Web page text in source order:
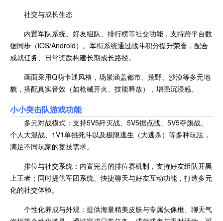
社交与成长生态
内置军队系统、好友组队、排行榜等社交功能，支持跨平台数
据同步（iOS/Android）。军衔系统通过战斗积分提升荣誉，配合
成就任务、日常奖励构建长期成长路径。
画面采用Q萌卡通风格，场景涵盖都市、荒野、沙漠等多元地
貌，搭配真实音效（如枪械开火、技能释放），增强沉浸感。
小小突击队游戏功能
多元对战模式：支持5V5歼灭战、5V5据点战、5V5夺旗战、
个人大混战、1V1单挑死斗以及极限逃生（大逃杀）等多种玩法，
满足不同玩家的竞技需求。
排位与社交系统：内置完善的排位赛机制，支持好友组队开黑
上王者；同时提供军团系统、快捷聊天与好友互动功能，打造多元
化的社交体验。
个性化养成与外观：提供海量精美皮肤与专属头像框、聊天气